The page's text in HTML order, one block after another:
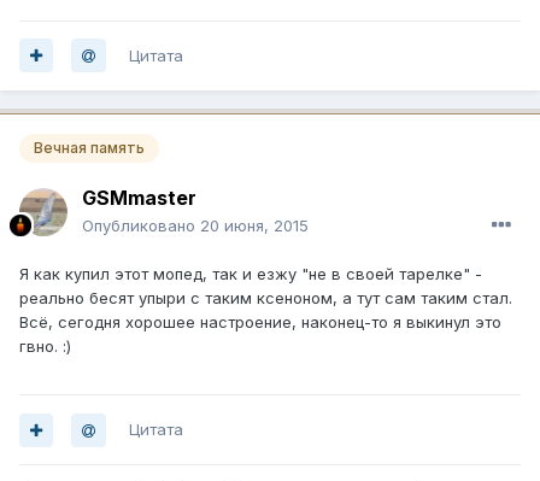
Цитата
Вечная память
GSMmaster
Опубликовано 20 июня, 2015
Я как купил этот мопед, так и езжу "не в своей тарелке" -
реально бесят упыри с таким ксеноном, а тут сам таким стал.
Всё, сегодня хорошее настроение, наконец-то я выкинул это
гвно. :)
Цитата